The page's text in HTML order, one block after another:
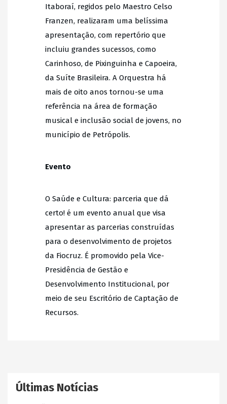
Últimas Notícias
Itaboraí, regidos pelo Maestro Celso
Franzen, realizaram uma belíssima
apresentação, com repertório que
incluiu grandes sucessos, como
Carinhoso, de Pixinguinha e Capoeira,
da Suíte Brasileira. A Orquestra há
mais de oito anos tornou-se uma
referência na área de formação
musical e inclusão social de jovens, no
município de Petrópolis.
Evento
O Saúde e Cultura: parceria que dá
certo! é um evento anual que visa
apresentar as parcerias construídas
para o desenvolvimento de projetos
da Fiocruz. É promovido pela Vice-
Presidência de Gestão e
Desenvolvimento Institucional, por
meio de seu Escritório de Captação de
Recursos.